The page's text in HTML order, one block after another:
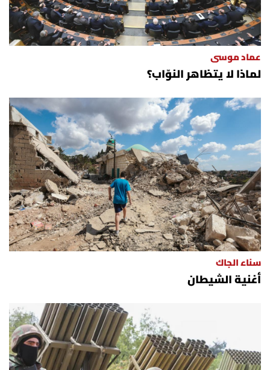
عماد موسى
لماذا لا يتظاهر النوّاب؟
سناء الجاك
أغنية الشيطان